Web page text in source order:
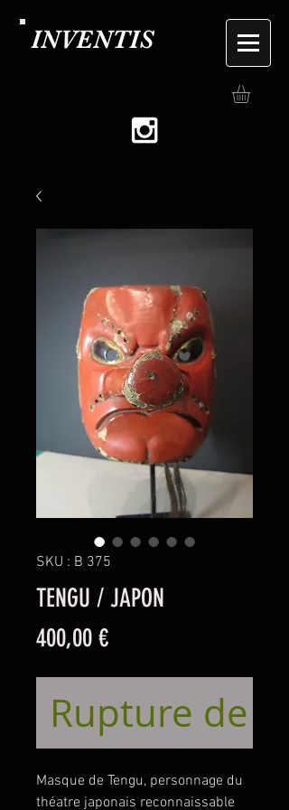
INVENTIS
SKU : B 375
TENGU / JAPON
400,00 €Prix
Rupture de
Masque de Tengu, personnage du
théatre japonais reconnaissable